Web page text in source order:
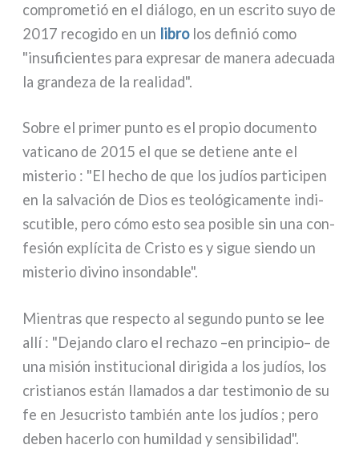
com­pro­me­tió en el diá­lo­go, en un escri­to suyo de
2017 reco­gi­do en un librolos defi­nió como
"insu­fi­cien­tes para expre­sar de mane­ra ade­cua­da
la gran­de­za de la rea­li­dad".
Sobre el pri­mer pun­to es el pro­pio docu­men­to
vati­ca­no de 2015 el que se detie­ne ante el
miste­rio : "El hecho de que los judíos par­ti­ci­pen
en la sal­va­ción de Dios es teo­ló­gi­ca­men­te indi­
scu­ti­ble, pero cómo esto sea posi­ble sin una con­
fe­sión explí­ci­ta de Cristo es y sigue sien­do un
miste­rio divi­no inson­da­ble".
Mientras que respec­to al segun­do pun­to se lee
allí : "Dejando cla­ro el recha­zo –en prin­ci­pio– de
una misión insti­tu­cio­nal diri­gi­da a los judíos, los
cri­stia­nos están lla­ma­dos a dar testi­mo­nio de su
fe en Jesucristo tam­bién ante los judíos ; pero
deben hacer­lo con humil­dad y sen­si­bi­li­dad".